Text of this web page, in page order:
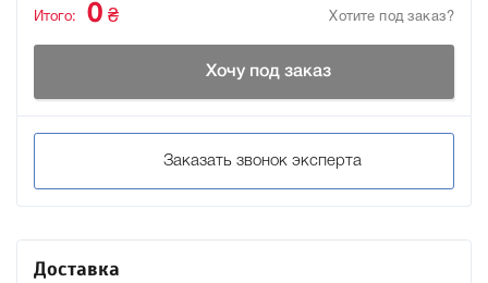
Хотите под заказ?
Итого: 0 ₴
Хочу под заказ
Заказать звонок эксперта
Доставка